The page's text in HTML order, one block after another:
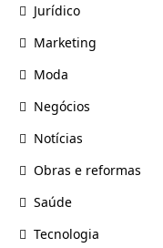
Jurídico
Marketing
Moda
Negócios
Notícias
Obras e reformas
Saúde
Tecnologia